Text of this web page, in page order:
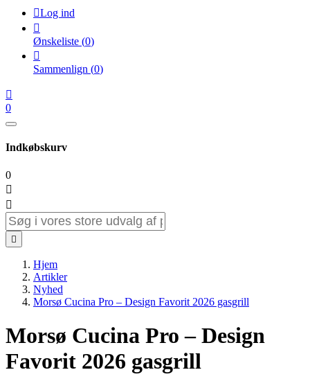
Log ind

Ønskeliste (0)

Sammenlign (0)

0
Indkøbskurv
0



Hjem
Artikler
Nyhed
Morsø Cucina Pro – Design Favorit 2026 gasgrill
Morsø Cucina Pro – Design
Favorit 2026 gasgrill